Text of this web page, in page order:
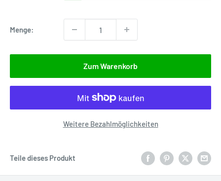
Menge:
Zum Warenkorb
Weitere Bezahlmöglichkeiten
Teile dieses Produkt